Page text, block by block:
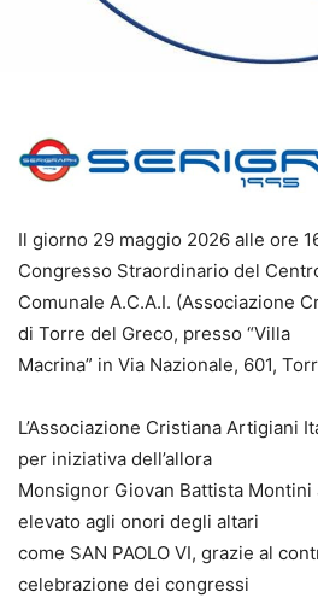
Il giorno 29 maggio 2026 alle ore
Congresso Straordinario del
Comunale A.C.A.I. (Associazione
di Torre del Greco, presso “Villa
Macrina” in Via Nazionale, 601,
L’Associazione Cristiana Artigiani
per iniziativa dell’allora
Monsignor Giovan Battista Montini
elevato agli onori degli altari
come SAN PAOLO VI, grazie al
celebrazione dei congressi